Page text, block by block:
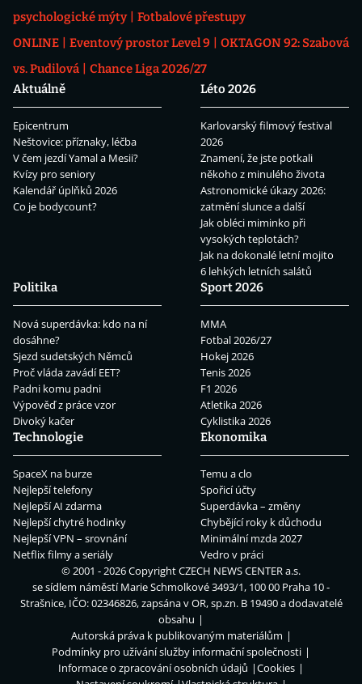
psychologické mýty
Fotbalové přestupy
ONLINE
Eventový prostor Level 9
OKTAGON 92: Szabová
vs. Pudilová
Chance Liga 2026/27
Aktuálně
Epicentrum
Neštovice: příznaky, léčba
V čem jezdí Yamal a Mesii?
Kvízy pro seniory
Kalendář úplňků 2026
Co je bodycount?
Léto 2026
Karlovarský filmový festival
2026
Znamení, že jste potkali
někoho z minulého života
Astronomické úkazy 2026:
zatmění slunce a další
Jak obléci miminko při
vysokých teplotách?
Jak na dokonalé letní mojito
6 lehkých letních salátů
Politika
Nová superdávka: kdo na ní
dosáhne?
Sjezd sudetských Němců
Proč vláda zavádí EET?
Padni komu padni
Výpověď z práce vzor
Divoký kačer
Sport 2026
MMA
Fotbal 2026/27
Hokej 2026
Tenis 2026
F1 2026
Atletika 2026
Cyklistika 2026
Technologie
SpaceX na burze
Nejlepší telefony
Nejlepší AI zdarma
Nejlepší chytré hodinky
Nejlepší VPN – srovnání
Netflix filmy a seriály
Ekonomika
Temu a clo
Spořicí účty
Superdávka – změny
Chybějící roky k důchodu
Minimální mzda 2027
Vedro v práci
© 2001 - 2026 CopyrightCZECH NEWS CENTER a.s.
se sídlem náměstí Marie Schmolkové 3493/1, 100 00 Praha 10 -
Strašnice, IČO: 02346826, zapsána v OR, sp.zn. B 19490 a dodavatelé
obsahu
Autorská práva k publikovaným materiálům
Podmínky pro užívání služby informační společnosti
Informace o zpracování osobních údajů
Cookies